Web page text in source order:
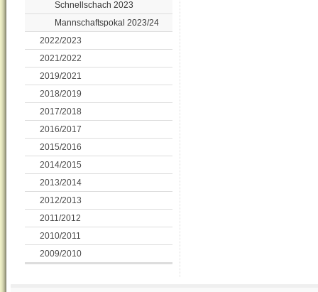
Schnellschach 2023
Mannschaftspokal 2023/24
2022/2023
2021/2022
2019/2021
2018/2019
2017/2018
2016/2017
2015/2016
2014/2015
2013/2014
2012/2013
2011/2012
2010/2011
2009/2010